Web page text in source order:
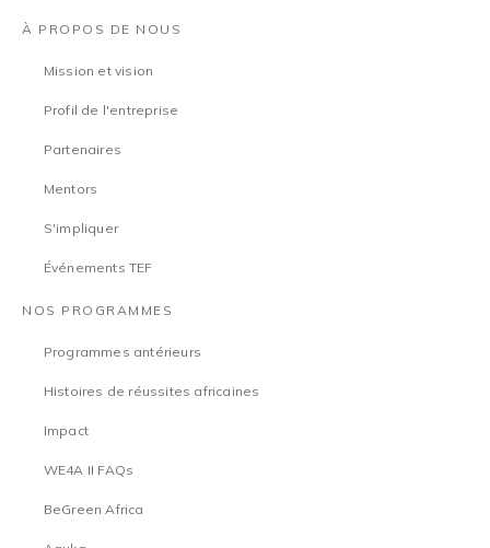
À PROPOS DE NOUS
Mission et vision
Profil de l'entreprise
Partenaires
Mentors
S'impliquer
Événements TEF
NOS PROGRAMMES
Programmes antérieurs
Histoires de réussites africaines
Impact
WE4A II FAQs
BeGreen Africa